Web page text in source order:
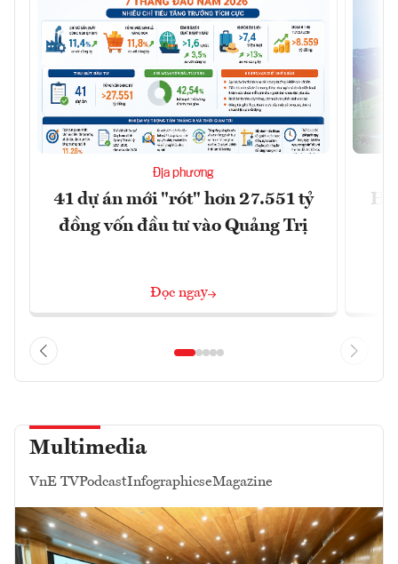
Địa phương
41 dự án mới "rót" hơn 27.551 tỷ
đồng vốn đầu tư vào Quảng Trị
Đọc ngay
Hà
Multimedia
VnE TVPodcastInfographicseMagazine